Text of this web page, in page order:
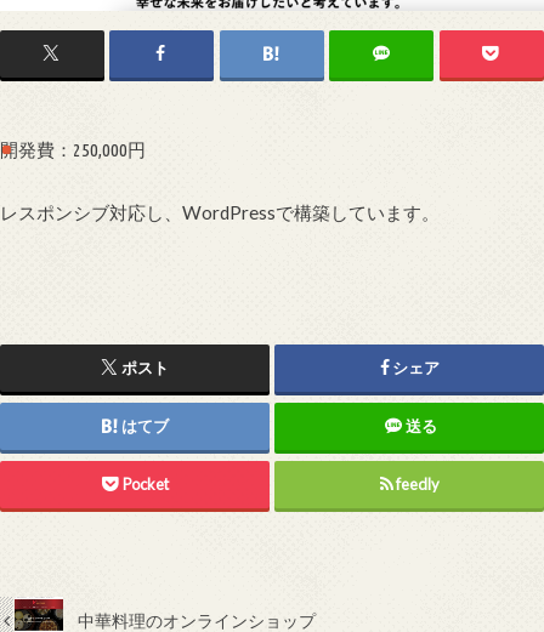
開発費：250,000円
レスポンシブ対応し、WordPressで構築しています。
ポスト シェア
はてブ 送る
Pocket feedly
中華料理のオンラインショップ